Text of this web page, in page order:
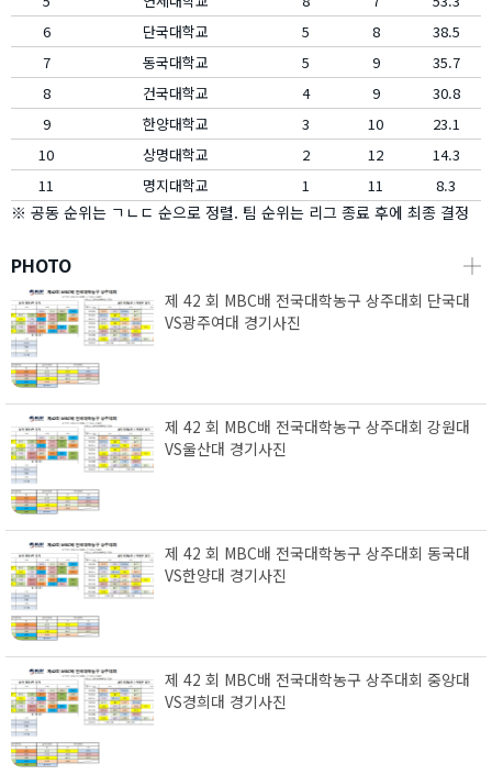
6
단국대학교 5 8
38.5
7
동국대학교 5 9
35.7
8
건국대학교 4 9
30.8
9
한양대학교 3 10
23.1
10
상명대학교 2 12
14.3
11
명지대학교 1 11 8.3
※ 공동 순위는 ㄱㄴㄷ 순으로 정렬. 팀 순위는 리그 종료 후에 최종 결정
PHOTO ┼
제 42 회 MBC배 전국대학농구 상주대회 단국대
VS광주여대 경기사진
제 42 회 MBC배 전국대학농구 상주대회 강원대
VS울산대 경기사진
제 42 회 MBC배 전국대학농구 상주대회 동국대
VS한양대 경기사진
제 42 회 MBC배 전국대학농구 상주대회 중앙대
VS경희대 경기사진